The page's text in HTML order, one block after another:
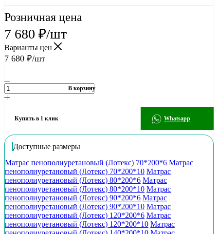
Розничная цена
7 680 ₽/шт
Варианты цен
7 680 ₽/шт
В корзину
Купить в 1 клик Whatsapp
Доступные размеры
Матрас пенополиуретановый (Лотекс) 70*200*6 Матрас
пенополиуретановый (Лотекс) 70*200*10 Матрас
пенополиуретановый (Лотекс) 80*200*6 Матрас
пенополиуретановый (Лотекс) 80*200*10 Матрас
пенополиуретановый (Лотекс) 90*200*6 Матрас
пенополиуретановый (Лотекс) 90*200*10 Матрас
пенополиуретановый (Лотекс) 120*200*6 Матрас
пенополиуретановый (Лотекс) 120*200*10 Матрас